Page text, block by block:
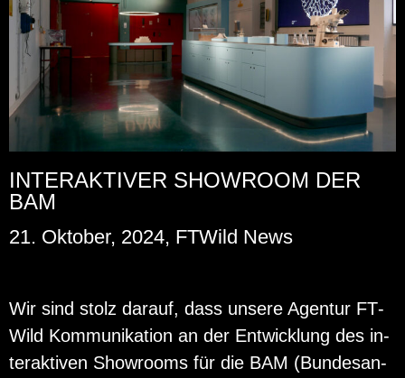
INTERAKTIVER SHOWROOM DER
BAM
21. Oktober, 2024, FTWild News
Wir sind stolz dar­auf, dass un­se­re Agen­tur FT­
Wild Kom­mu­ni­ka­ti­on an der Ent­wick­lung des in­
ter­ak­ti­ven Show­rooms für die BAM (Bun­des­an­